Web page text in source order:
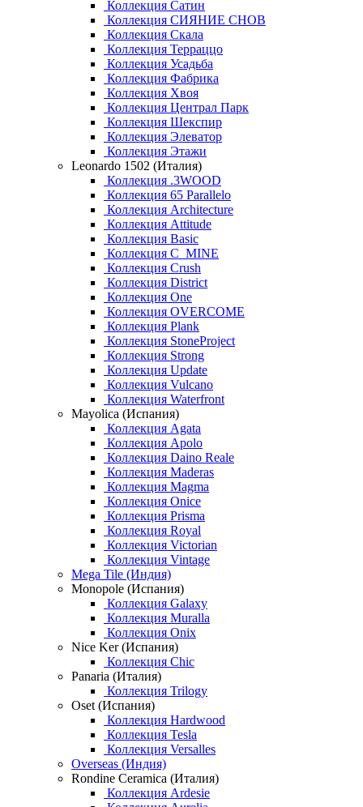
Коллекция Сатин
Коллекция СИЯНИЕ СНОВ
Коллекция Скала
Коллекция Терраццо
Коллекция Усадьба
Коллекция Фабрика
Коллекция Хвоя
Коллекция Централ Парк
Коллекция Шекспир
Коллекция Элеватор
Коллекция Этажи
Leonardo 1502 (Италия)
Коллекция .3WOOD
Коллекция 65 Parallelo
Коллекция Architecture
Коллекция Attitude
Коллекция Basic
Коллекция C_MINE
Коллекция Crush
Коллекция District
Коллекция One
Коллекция OVERCOME
Коллекция Plank
Коллекция StoneProject
Коллекция Strong
Коллекция Update
Коллекция Vulcano
Коллекция Waterfront
Mayolica (Испания)
Коллекция Agata
Коллекция Apolo
Коллекция Daino Reale
Коллекция Maderas
Коллекция Magma
Коллекция Onice
Коллекция Prisma
Коллекция Royal
Коллекция Victorian
Коллекция Vintage
Mega Tile (Индия)
Monopole (Испания)
Коллекция Galaxy
Коллекция Muralla
Коллекция Onix
Nice Ker (Испания)
Коллекция Chic
Panaria (Италия)
Коллекция Trilogy
Oset (Испания)
Коллекция Hardwood
Коллекция Tesla
Коллекция Versalles
Overseas (Индия)
Rondine Ceramica (Италия)
Коллекция Ardesie